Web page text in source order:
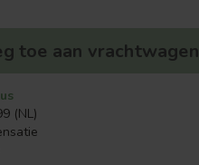
toe aan vrachtwagen
(NL)